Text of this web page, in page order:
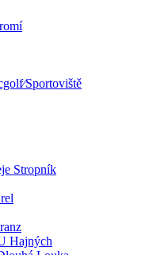
Stropník
Hajných